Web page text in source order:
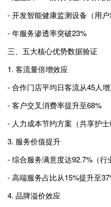
- 开发智能健康监测设备（用户
- 年服务渗透率突破23%
三、五大核心优势数据验证
1. 客流量倍增效应
- 合作门店平均日客流从45人
- 客户交叉消费率提升至68%
- 人力成本节约方案（共享护士
3. 服务价值提升
- 综合服务满意度达92.7%（行
- 高端服务占比从15%提升至
4. 品牌溢价效应